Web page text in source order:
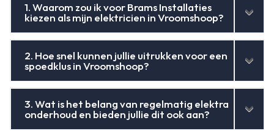
1. Waarom zou ik voor Brams Installaties
kiezen als mijn elektricien in Vroomshoop?
2. Hoe snel kunnen jullie uitrukken voor een
spoedklus in Vroomshoop?
3. Wat is het belang van regelmatig elektra
onderhoud en bieden jullie dit ook aan?